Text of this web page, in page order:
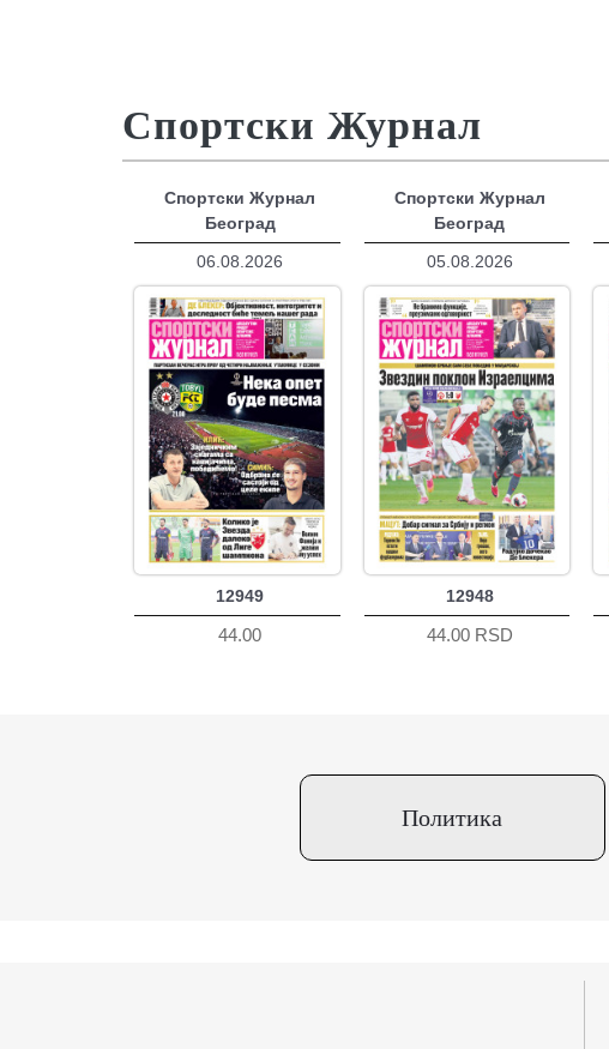
Спортски Журнал
Спортски Журнал
Београд
06.08.2026
12949
44.00
Спортски Журнал
Београд
05.08.2026
12948
44.00 RSD
Политика